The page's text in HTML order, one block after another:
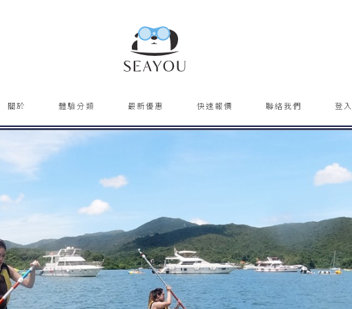
關於 體驗分類 最新優惠 快速報價 聯絡我們 登入